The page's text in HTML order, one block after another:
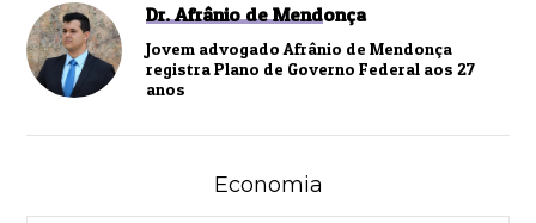
Dr. Afrânio de Mendonça
Jovem advogado Afrânio de Mendonça
registra Plano de Governo Federal aos 27
anos
Economia